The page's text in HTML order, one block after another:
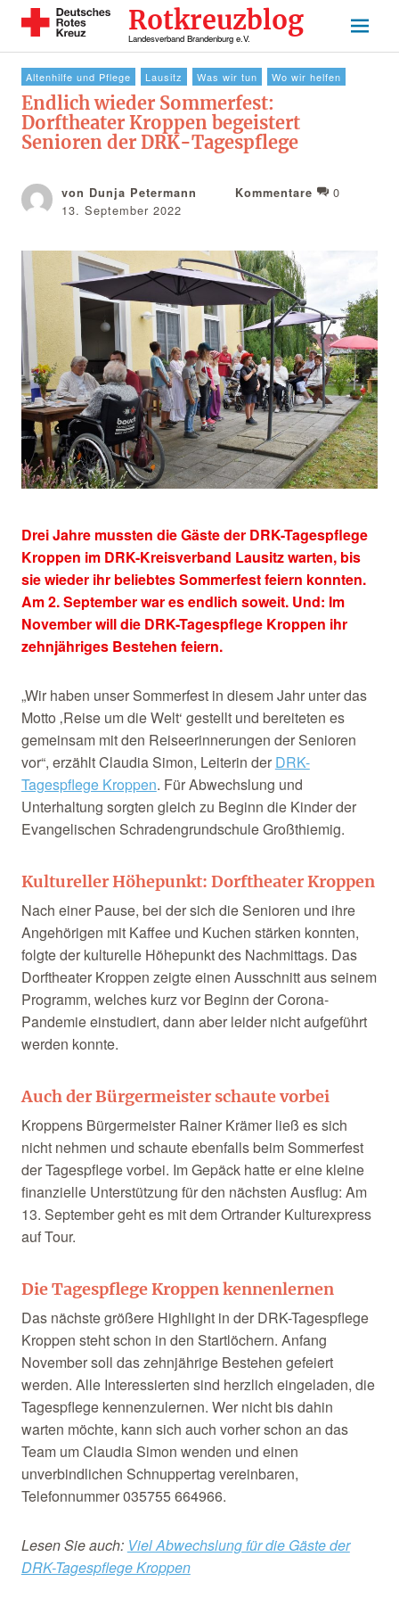
Rotkreuzblog
Landesverband Brandenburg e.V.
Altenhilfe und Pflege Lausitz Was wir tun Wo wir helfen
Endlich wieder Sommerfest:
Dorftheater Kroppen begeistert
Senioren der DRK-Tagespflege
von Dunja Petermann
13. September 2022
Kommentare 0
Drei Jahre mussten die Gäste der DRK-Tagespflege
Kroppen im DRK-Kreisverband Lausitz warten, bis
sie wieder ihr beliebtes Sommerfest feiern konnten.
Am 2. September war es endlich soweit. Und: Im
November will die DRK-Tagespflege Kroppen ihr
zehnjähriges Bestehen feiern.
„Wir haben unser Sommerfest in diesem Jahr unter das
Motto ‚Reise um die Welt‘ gestellt und bereiteten es
gemeinsam mit den Reiseerinnerungen der Senioren
vor“, erzählt Claudia Simon, Leiterin der DRK-
Tagespflege Kroppen. Für Abwechslung und
Unterhaltung sorgten gleich zu Beginn die Kinder der
Evangelischen Schradengrundschule Großthiemig.
Kultureller Höhepunkt: Dorftheater Kroppen
Nach einer Pause, bei der sich die Senioren und ihre
Angehörigen mit Kaffee und Kuchen stärken konnten,
folgte der kulturelle Höhepunkt des Nachmittags. Das
Dorftheater Kroppen zeigte einen Ausschnitt aus seinem
Programm, welches kurz vor Beginn der Corona-
Pandemie einstudiert, dann aber leider nicht aufgeführt
werden konnte.
Auch der Bürgermeister schaute vorbei
Kroppens Bürgermeister Rainer Krämer ließ es sich
nicht nehmen und schaute ebenfalls beim Sommerfest
der Tagespflege vorbei. Im Gepäck hatte er eine kleine
finanzielle Unterstützung für den nächsten Ausflug: Am
13. September geht es mit dem Ortrander Kulturexpress
auf Tour.
Die Tagespflege Kroppen kennenlernen
Das nächste größere Highlight in der DRK-Tagespflege
Kroppen steht schon in den Startlöchern. Anfang
November soll das zehnjährige Bestehen gefeiert
werden. Alle Interessierten sind herzlich eingeladen, die
Tagespflege kennenzulernen. Wer nicht bis dahin
warten möchte, kann sich auch vorher schon an das
Team um Claudia Simon wenden und einen
unverbindlichen Schnuppertag vereinbaren,
Telefonnummer 035755 664966.
Lesen Sie auch: Viel Abwechslung für die Gäste der
DRK-Tagespflege Kroppen